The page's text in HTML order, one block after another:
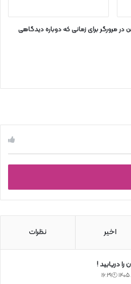
مرورگر برای زمانی که دوباره دیدگاهی
اخیر نظرات
را دریابید !